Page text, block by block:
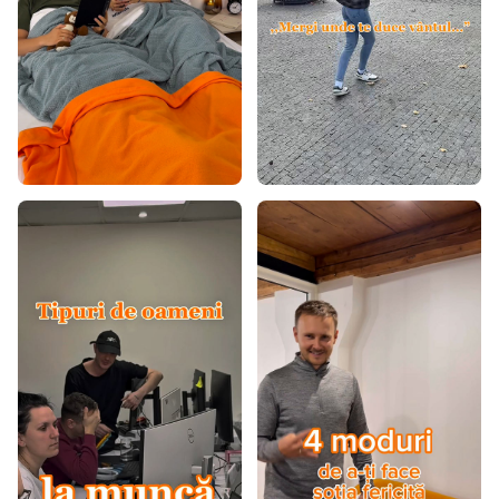
Covoare 100x200
Covoare 120x160
Covoare 120x170
Covoare 120x180
Covoare 120x200
Covoare 140x190
Covoare 140x200
Covoare 160x200
Covoare 160x220
Covoare 160x230
Covoare 170x240
Covoare 180x260
Covoare 180x280
Covoare 200x290
Covoare 200x300